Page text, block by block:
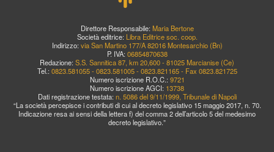
Direttore Responsabile: Maria Bertone
Società editrice: Libra Editrice soc. coop.
Indirizzo: via San Martino 177/A 82016 Montesarchio (Bn)
P. IVA: 06854870638
Redazione: S.S. Sannitica 87, km 20,600 - 81025 Marcianise (Ce)
Tel.: 0823.581055 - 0823.581005 - 0823.821165 - Fax 0823.821725
Numero iscrizione R.O.C.: 9721
Numero iscrizione AGCI: 13738
Dati registrazione testata: n. 5086 del 9/11/1999, Tribunale di Napoli
“La società percepisce i contributi di cui al decreto legislativo 15 maggio 2017, n. 70.
Indicazione resa ai sensi della lettera f) del comma 2 dell’articolo 5 del medesimo
decreto legislativo.”